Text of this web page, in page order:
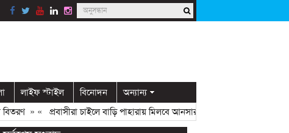
লাইফ স্টাইল বিনোদন অন্যান্য
» « প্রবাসীরা চাইলে বাড়ি পাহারায় মিলবে আনসার সদস্য: ডিসি মামুন